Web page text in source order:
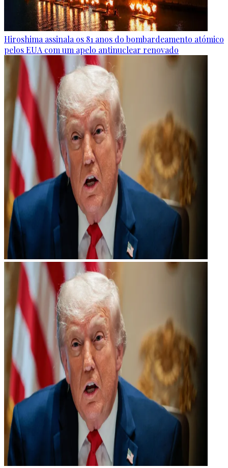
Hiroshima assinala os 81 anos do bombardeamento atómico
pelos EUA com um apelo antinuclear renovado